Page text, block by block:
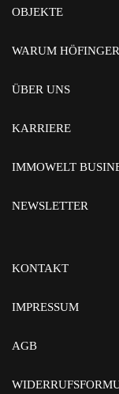
OBJEKTE
WARUM HÖFINGER
ÜBER UNS
KARRIERE
IMMOWELT
NEWSLETTER
KONTAKT
IMPRESSUM
AGB